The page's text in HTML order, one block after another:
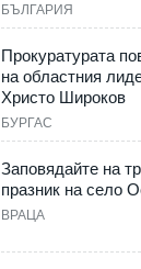
БЪЛГАРИЯ
Прокуратурата
на областния
Христо Широков
БУРГАС
Заповядайте на
празник на село
ВРАЦА